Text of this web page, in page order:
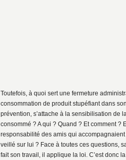
Toutefois, à quoi sert une fermeture
consommation de produit stupéfiant dans
prévention, s’attache à la sensibilisation de
consommé ? A qui ? Quand ? Et comment
responsabilité des amis qui
veillé sur lui ? Face à toutes ces questions,
fait son travail, il applique la loi. C’est donc la